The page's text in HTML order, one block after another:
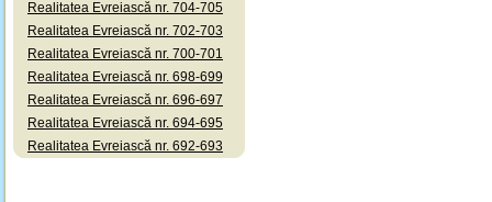
Realitatea Evreiască nr. 704-705
Realitatea Evreiască nr. 702-703
Realitatea Evreiască nr. 700-701
Realitatea Evreiască nr. 698-699
Realitatea Evreiască nr. 696-697
Realitatea Evreiască nr. 694-695
Realitatea Evreiască nr. 692-693